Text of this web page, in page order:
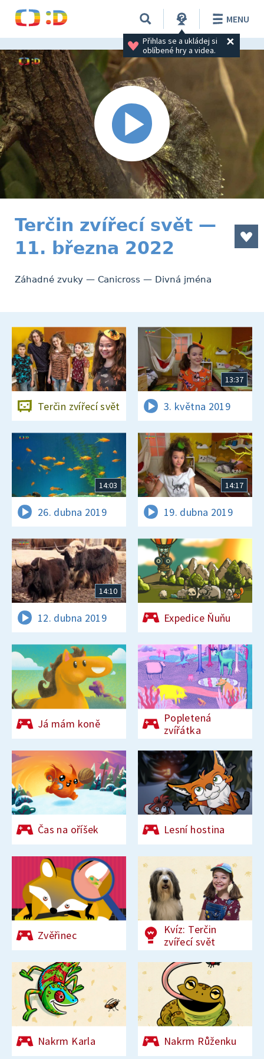
Přihlas se a ukládej si
oblíbené hry a videa.
MENU
Terčin zvířecí svět —
11. března 2022
Záhadné zvuky — Canicross — Divná jména
Terčin zvířecí svět
13:37
3. května 2019
14:03
26. dubna 2019
14:17
19. dubna 2019
14:10
12. dubna 2019 Expedice Ňuňu
Já mám koně
Popletená
zvířátka
Čas na oříšek Lesní hostina
Zvěřinec
Kvíz: Terčin
zvířecí svět
Nakrm Karla Nakrm Růženku